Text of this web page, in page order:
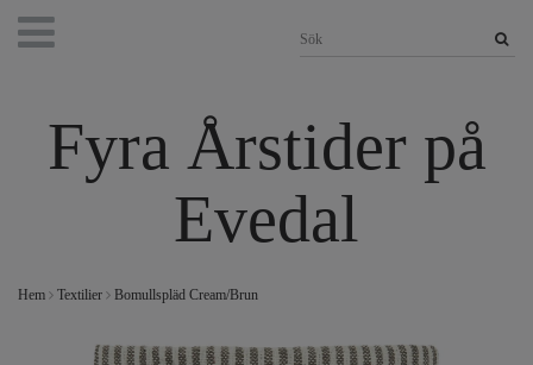
Fyra Årstider på
Evedal
Hem Textilier Bomullspläd Cream/Brun